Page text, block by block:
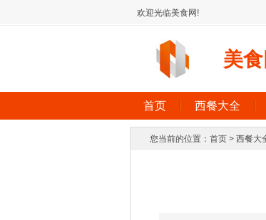
欢迎光临美食网!
美食
首页 西餐大全
您当前的位置： 首页 > 西餐大